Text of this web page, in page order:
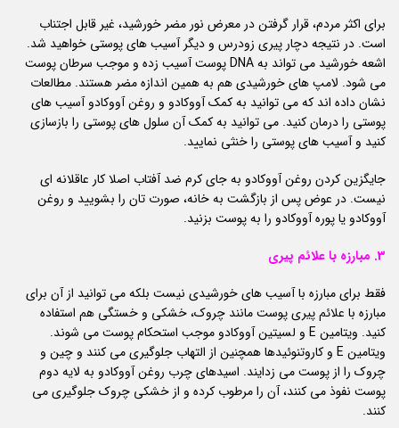
برای اکثر مردم، قرار گرفتن در معرض نور مضر خورشید، غیر قابل اجتناب
است. در نتیجه دچار پیری زودرس و دیگر آسیب های پوستی خواهید شد.
اشعه خورشید می تواند به DNA پوست آسیب زده و موجب سرطان پوست
می شود. لامپ های خورشیدی هم به همین اندازه مضر هستند. مطالعات
نشان داده اند که می توانید به کمک آووکادو و روغن آووکادو آسیب های
پوستی را درمان کنید. می توانید به کمک آن سلول های پوستی را بازسازی
کنید و آسیب های پوستی را خنثی نمایید.
جایگزین کردن روغن آووکادو به جای کرم ضد آفتاب اصلا کار عاقلانه ای
نیست. در عوض پس از بازگشت به خانه، صورت تان را بشویید و روغن
آووکادو یا پوره آووکادو را به پوست بزنید.
3. مبارزه با علائم پیری
فقط برای مبارزه با آسیب های خورشیدی نیست بلکه می توانید از آن برای
مبارزه با علائم پیری پوست مانند چروک، خشکی و خستگی هم استفاده
کنید. ویتامین E و لسیتین آووکادو موجب استحکام پوست می شوند.
ویتامین E و کاروتنوئیدها همچنین از التهاب جلوگیری می کنند و چین و
چروک را از پوست می زدایند. اسیدهای چرب روغن آووکادو به لایه دوم
پوست نفوذ می کنند، آن را مرطوب کرده و از خشکی چروک جلوگیری می
کنند.